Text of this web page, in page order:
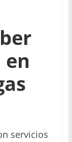
servicios